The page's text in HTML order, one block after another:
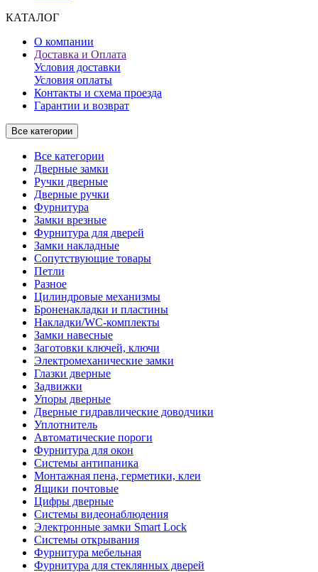
КАТАЛОГ
О компании
Доставка и Оплата
Условия доставки
Условия оплаты
Контакты и схема проезда
Гарантии и возврат
Все категории
Все категории
Дверные замки
Ручки дверные
Дверные ручки
Фурнитура
Замки врезные
Фурнитура для дверей
Замки накладные
Сопутствующие товары
Петли
Разное
Цилиндровые механизмы
Броненакладки и пластины
Накладки/WC-комплекты
Замки навесные
Заготовки ключей, ключи
Электромеханические замки
Глазки дверные
Задвижки
Упоры дверные
Дверные гидравлические доводчики
Уплотнитель
Автоматические пороги
Фурнитура для окон
Системы антипаника
Монтажная пена, герметики, клеи
Ящики почтовые
Цифры дверные
Системы видеонаблюдения
Электронные замки Smart Lock
Системы открывания
Фурнитура мебельная
Фурнитура для стеклянных дверей